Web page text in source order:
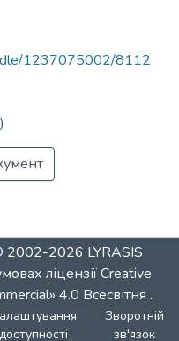
1237075002/8112
2002-2026 LYRASIS
ліцензіїCreative
4.0 Всесвітня .
доступності
Зворотній
зв'язок